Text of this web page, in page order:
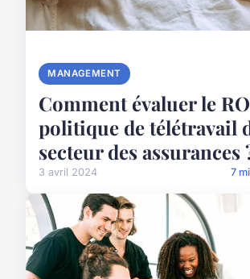
MANAGEMENT
Comment évaluer le
politique de télétravail
secteur des assurances
3 avril 2024 7